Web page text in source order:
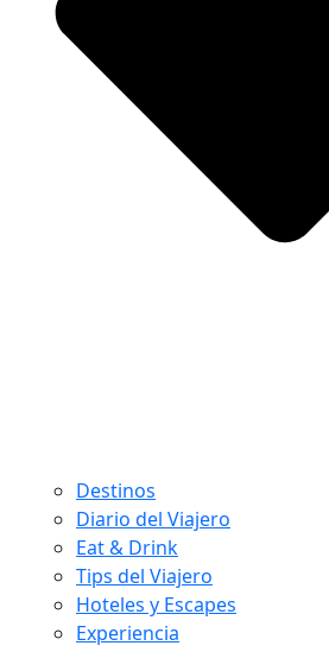
Destinos
Diario del Viajero
Eat & Drink
Tips del Viajero
Hoteles y Escapes
Experiencia